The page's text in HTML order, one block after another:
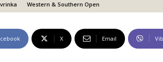
Western & Southern Open
X Email